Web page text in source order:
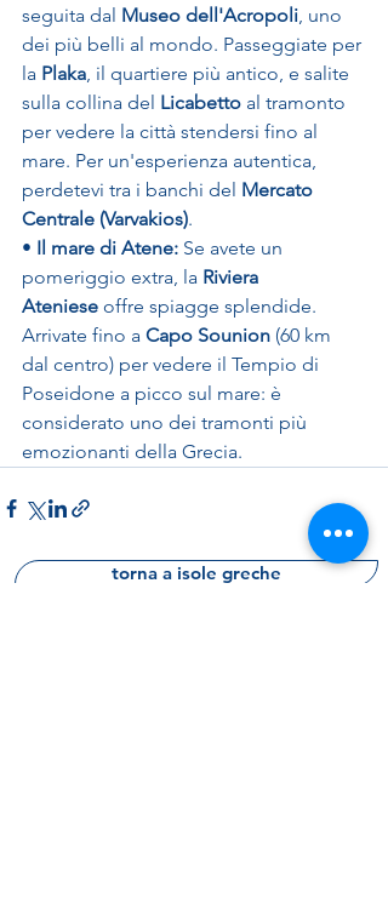
seguita dal Museo dell'Acropoli, uno
dei più belli al mondo. Passeggiate per
la Plaka, il quartiere più antico, e salite
sulla collina del Licabetto al tramonto
per vedere la città stendersi fino al
mare. Per un'esperienza autentica,
perdetevi tra i banchi del Mercato
Centrale (Varvakios).
• Il mare di Atene: Se avete un
pomeriggio extra, la Riviera
Ateniese offre spiagge splendide.
Arrivate fino a Capo Sounion (60 km
dal centro) per vedere il Tempio di
Poseidone a picco sul mare: è
considerato uno dei tramonti più
emozionanti della Grecia.
torna a isole greche